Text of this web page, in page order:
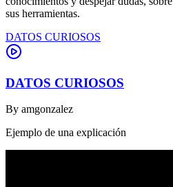
sus herramientas.
DATOS CURIOSOS
DATOS CURIOSOS
By amgonzalez
Ejemplo de una explicación